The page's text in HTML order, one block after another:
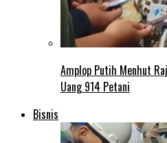
Amplop Putih Menhut
Uang 914 Petani
Bisnis